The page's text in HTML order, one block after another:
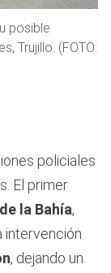
posible
Trujillo. (FOTO:
policiales
El primer
la Bahía,
intervención
, dejando un